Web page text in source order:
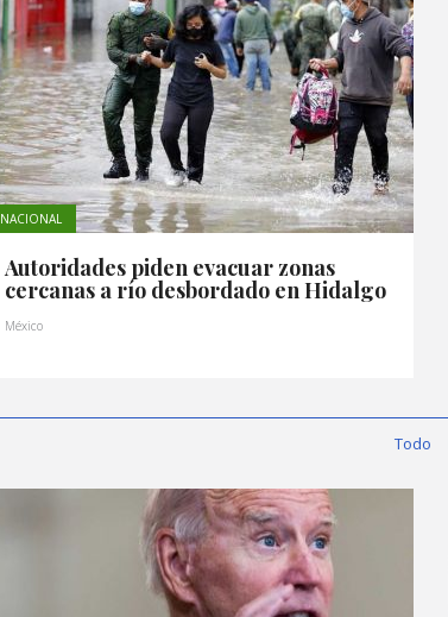
NACIONAL
Autoridades piden evacuar zonas
cercanas a río desbordado en Hidalgo
México
Todo